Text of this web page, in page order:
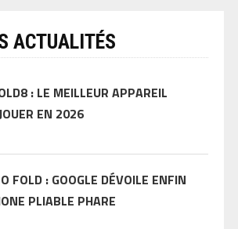
ACTUALITÉS
: LE MEILLEUR APPAREIL
EN 2026
FOLD : GOOGLE DÉVOILE ENFIN
PLIABLE PHARE